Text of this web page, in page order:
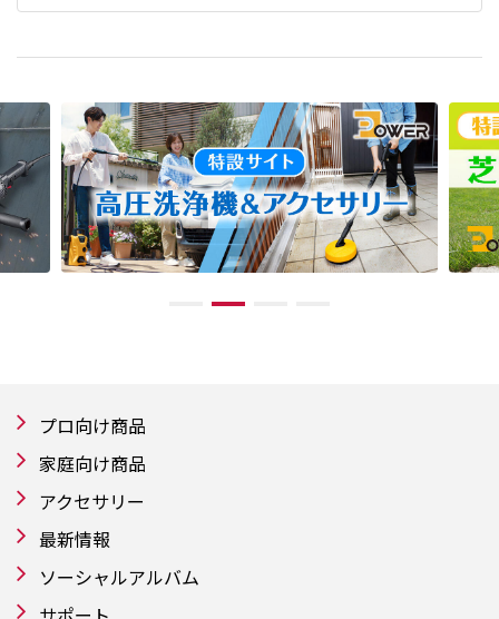
プロ向け商品
家庭向け商品
アクセサリー
最新情報
ソーシャルアルバム